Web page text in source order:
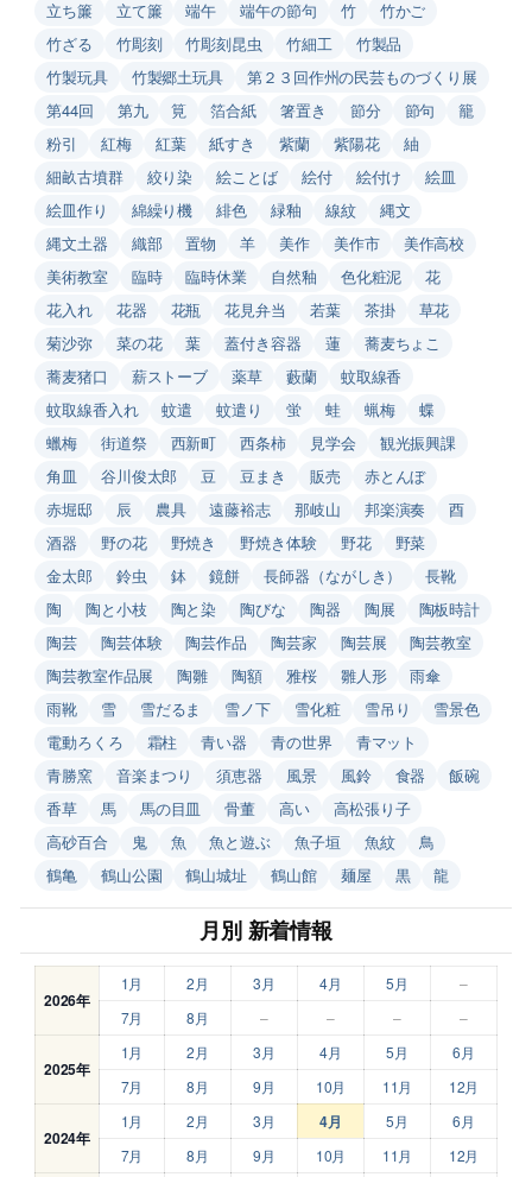
立ち簾
立て簾 端午 端午の節句 竹
竹かご
竹ざる
竹彫刻 竹彫刻昆虫 竹細工
竹製品
竹製玩具
竹製郷土玩具
第２３回作州の民芸ものづくり展
第44回
第九 筧 箔合紙 箸置き 節分 節句
籠
粉引
紅梅 紅葉 紙すき 紫蘭 紫陽花
紬
細畝古墳群
絞り染 絵ことば 絵付 絵付け
絵皿
絵皿作り
綿繰り機 緋色 緑釉 線紋
縄文
縄文土器
織部 置物 羊 美作 美作市
美作高校
美術教室
臨時 臨時休業 自然釉 色化粧泥
花
花入れ
花器 花瓶 花見弁当 若葉 茶掛
草花
菊沙弥
菜の花 葉 蓋付き容器 蓮
蕎麦ちょこ
蕎麦猪口
薪ストーブ 薬草 藪蘭
蚊取線香
蚊取線香入れ
蚊遣 蚊遣り 蛍 蛙 蝋梅
蝶
蠟梅
街道祭 西新町 西条柿 見学会
観光振興課
角皿
谷川俊太郎 豆 豆まき 販売
赤とんぼ
赤堀邸
辰 農具 遠藤裕志 那岐山 邦楽演奏
酉
酒器
野の花 野焼き 野焼き体験 野花
野菜
金太郎
鈴虫 鉢 鏡餅 長師器（ながしき）
長靴
陶
陶と小枝 陶と染 陶びな 陶器 陶展
陶板時計
陶芸
陶芸体験 陶芸作品 陶芸家 陶芸展
陶芸教室
陶芸教室作品展
陶雛 陶額 雅桜 雛人形
雨傘
雨靴
雪 雪だるま 雪ノ下 雪化粧 雪吊り
雪景色
電動ろくろ
霜柱 青い器 青の世界
青マット
青勝窯
音楽まつり 須恵器 風景 風鈴 食器
飯碗
香草
馬 馬の目皿 骨董 高い
高松張り子
高砂百合
鬼 魚 魚と遊ぶ 魚子垣 魚紋
鳥
鶴亀
鶴山公園 鶴山城址 鶴山館 麺屋 黒 龍
月別 新着情報
2026年
1月 2月 3月 4月 5月
–
7月
8月 – – – –
2025年
1月 2月 3月 4月 5月
6月
7月
8月 9月 10月 11月 12月
2024年
1月 2月 3月 4月 5月
6月
7月
8月 9月 10月 11月 12月